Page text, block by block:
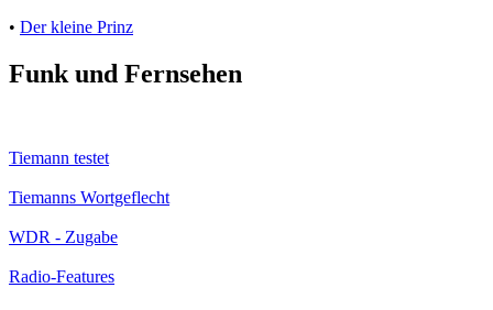
• Der kleine Prinz
Funk und Fernsehen
Tiemann testet
Tiemanns Wortgeflecht
WDR - Zugabe
Radio-Features